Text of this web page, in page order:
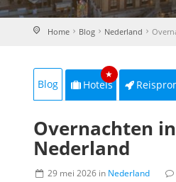
Home Blog Nederland
Blog Hotels
★
Overnachten
Nederland
29 mei 2026 in Nederland